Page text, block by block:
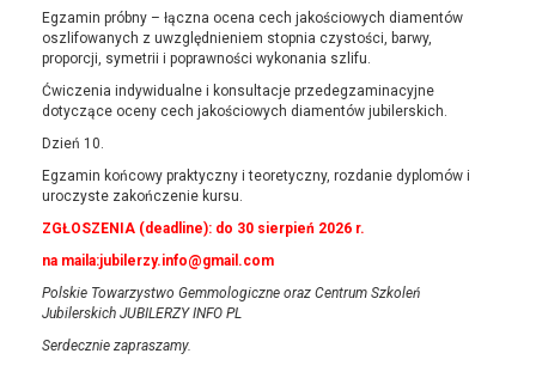
Egzamin próbny – łączna ocena cech jakościowych diamentów
oszlifowanych z uwzględnieniem stopnia czystości, barwy,
proporcji, symetrii i poprawności wykonania szlifu.
Ćwiczenia indywidualne i konsultacje przedegzaminacyjne
dotyczące oceny cech jakościowych diamentów jubilerskich.
Dzień 10.
Egzamin końcowy praktyczny i teoretyczny, rozdanie dyplomów i
uroczyste zakończenie kursu.
ZGŁOSZENIA (deadline): do 30 sierpień 2026 r.
na maila:jubilerzy.info@gmail.com
Polskie Towarzystwo Gemmologiczne oraz Centrum Szkoleń
Jubilerskich JUBILERZY INFO PL
Serdecznie zapraszamy.